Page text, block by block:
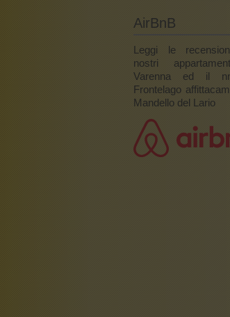
AirBnB
Leggi le
nostri
Varenna ed il
Frontelago
Mandello del Lario